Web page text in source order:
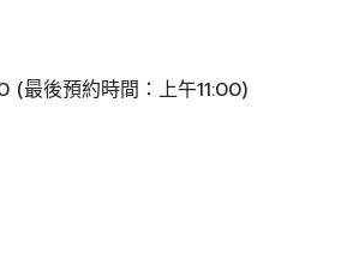
(最後預約時間：上午11:00)